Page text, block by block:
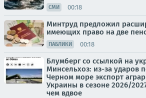
СМИ 00:18
Минтруд предложил
имеющих право на две
ПАБЛИКИ 00:18
Блумберг со ссылкой на
Минсельхоз: из-за ударов
Черном море экспорт
Украины в сезоне 2026/
чем вдвое